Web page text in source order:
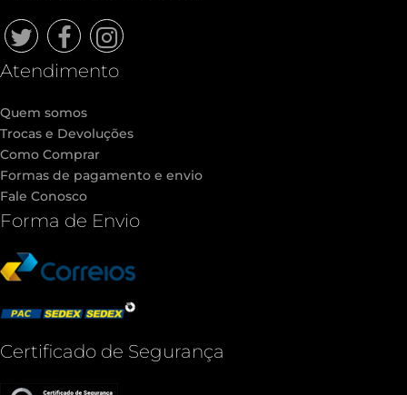
TwitterFacebookInstagram
Atendimento
Quem somos
Trocas e Devoluções
Como Comprar
Formas de pagamento e envio
Fale Conosco
Forma de Envio
Certificado de Segurança